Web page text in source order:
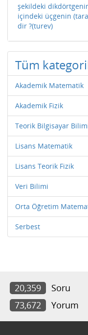
şekildeki
içindeki üçgenin
dir ?(turev)
Tüm
Akademik Matematik
Akademik Fizik
Teorik Bilgisayar
Lisans Matematik
Lisans Teorik Fizik
Veri Bilimi
Orta Öğretim
Serbest
20,359 Soru
73,672
Yorum